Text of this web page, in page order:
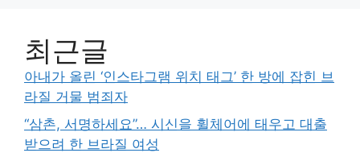
최근글
아내가 올린 ‘인스타그램 위치 태그’ 한 방에 잡힌 브
라질 거물 범죄자
“삼촌, 서명하세요”… 시신을 휠체어에 태우고 대출
받으려 한 브라질 여성